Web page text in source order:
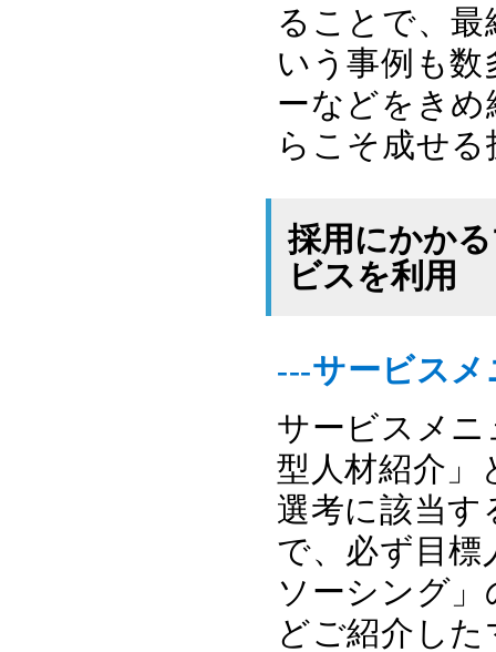
ることで、
いう事例も
ーなどをき
らこそ成せ
採用にかか
ビスを利用
---サービス
サービスメニ
型人材紹介」
選考に該当
で、必ず目標
ソーシング
どご紹介し